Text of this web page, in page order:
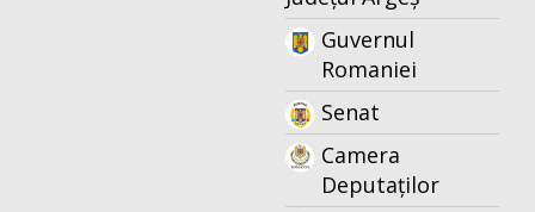
Guvernul
Romaniei
Senat
Camera
Deputaților